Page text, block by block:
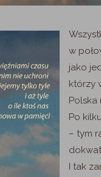
w
jako
którzy
Polska
Po
– tym
I tak